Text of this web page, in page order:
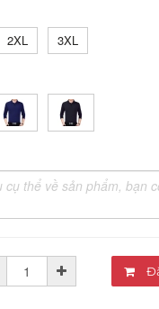
2XL 3XL